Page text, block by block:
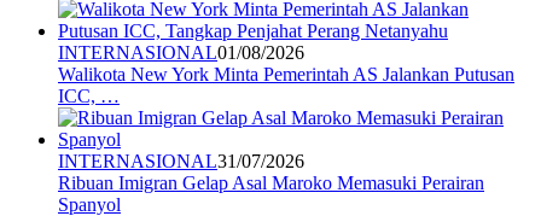
INTERNASIONAL01/08/2026
Walikota New York Minta Pemerintah AS Jalankan Putusan
ICC, …
INTERNASIONAL31/07/2026
Ribuan Imigran Gelap Asal Maroko Memasuki Perairan
Spanyol